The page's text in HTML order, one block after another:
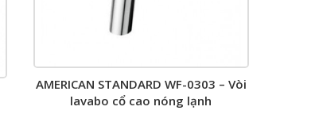
AMERICAN STANDARD WF-0303 – Vòi
lavabo cổ cao nóng lạnh